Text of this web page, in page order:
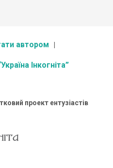
автором
Інкогніта”
проект ентузіастів